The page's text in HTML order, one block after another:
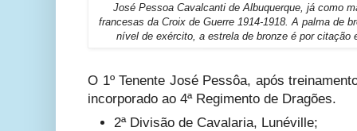
José Pessoa Cavalcanti de Albuquerque, já como
francesas da Croix de Guerre 1914-1918. A palma de
nível de exército, a estrela de bronze é por citação
O 1º Tenente José Pessôa, após
incorporado ao 4ª Regimento de Dragões.
2ª Divisão de Cavalaria, Lunéville;